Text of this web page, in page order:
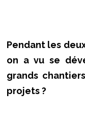
Pendant les
on a vu se
grands
projets ?